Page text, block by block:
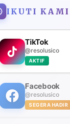
IKUTI KAMI
TikTok
@resolusico
AKTIF
Facebook
@resolusico
SEGERA HADIR